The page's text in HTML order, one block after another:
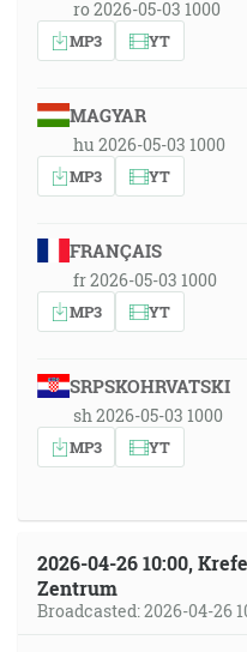
ro 2026-05-03 1000
MP3 YT
MAGYAR
hu 2026-05-03 1000
MP3 YT
FRANÇAIS
fr 2026-05-03 1000
MP3 YT
SRPSKOHRVATSKI
sh 2026-05-03 1000
MP3 YT
2026-04-26 10:00,
Zentrum
Broadcasted: 2026-04-26